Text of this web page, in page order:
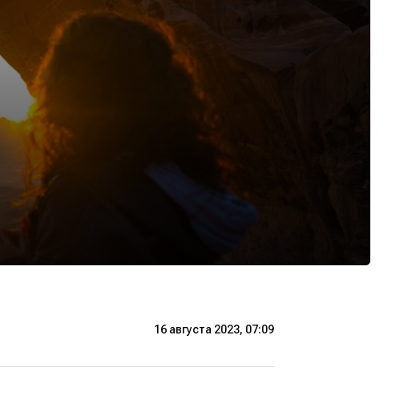
16 августа 2023, 07:09